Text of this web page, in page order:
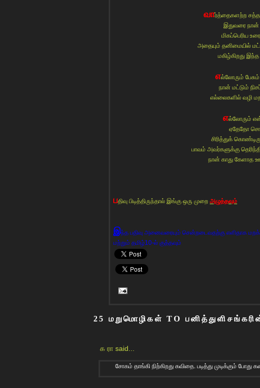
வார்த்தைகளற்ற
இதுவரை நான்
மிகப்பெரிய
அதையும் தனிமையில்
மகிழ்கிறது
எல்லோரும்
நான் மட்டும்
எல்லைகளில் வழி
எல்லோரும்
ஏதேதோ
சிரித்துக்
பாவம் அவர்களுக்கு
நான் காது கேளாத
பதிவு பிடித்திருந்தால் இங்கு ஒரு முறை அழுத்தவும்
இந்த பதிவு அனைவரையும் சென்றடைவதற்கு எளிதாக
மற்றும் தமிழ்10-ல் குத்தவும்
25 மறுமொழிகள் TO
க ரா said...
சோகம் தாங்கி நிற்கிறது கவிதை. படித்து முடிக்கும்